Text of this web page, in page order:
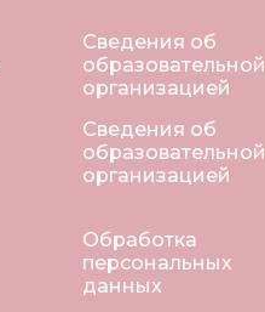
Сведения об
образовательной
организацией
Сведения об
образовательной
организацией
Обработка
персональных
данных